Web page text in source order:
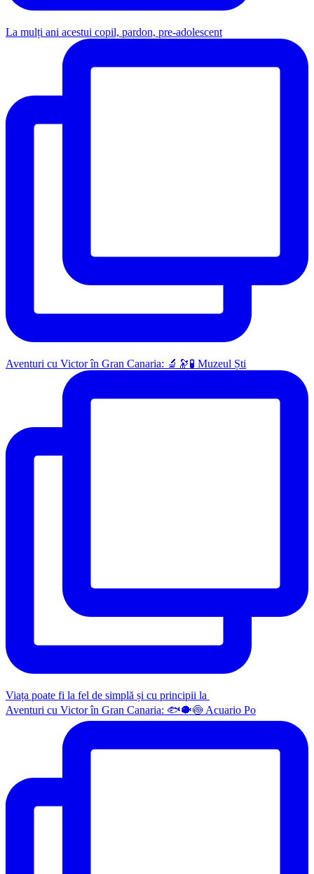
La mulți ani acestui copil, pardon, pre-adolescent
Aventuri cu Victor în Gran Canaria: 🔬🔭🧪 Muzeul Ști
Viața poate fi la fel de simplă și cu principii la
Aventuri cu Victor în Gran Canaria: 🐟🐡🍥 Acuario Po